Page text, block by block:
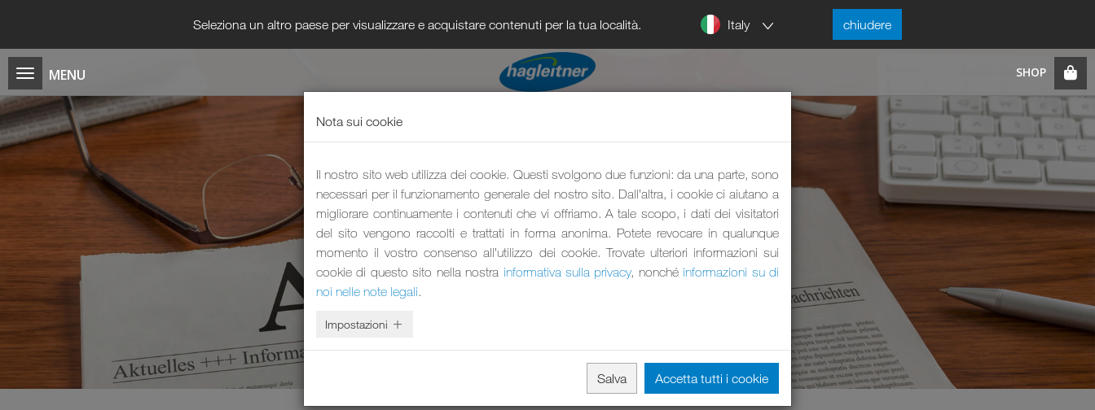
Seleziona un altro paese per visualizzare e acquistare contenuti per la tua località. Italy chiudere
Nota sui cookie
Il nostro sito web utilizza dei cookie. Questi svolgono due funzioni: da una parte, sono
necessari per il funzionamento generale del nostro sito. Dall’altra, i cookie ci aiutano a
migliorare continuamente i contenuti che vi offriamo. A tale scopo, i dati dei visitatori
del sito vengono raccolti e trattati in forma anonima. Potete revocare in qualunque
momento il vostro consenso all’utilizzo dei cookie. Trovate ulteriori informazioni sui
cookie di questo sito nella nostra informativa sulla privacy, nonché informazioni su di
noi nelle note legali.
Impostazioni
Salva Accetta tutti i cookie